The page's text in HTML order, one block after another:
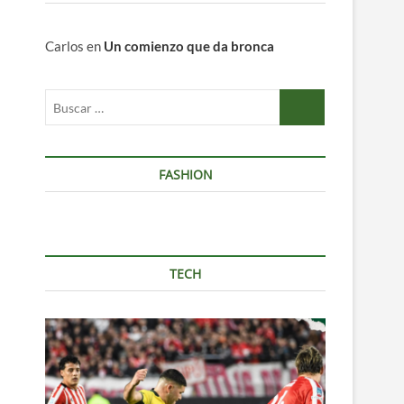
Carlos en Un comienzo que da bronca
FASHION
TECH